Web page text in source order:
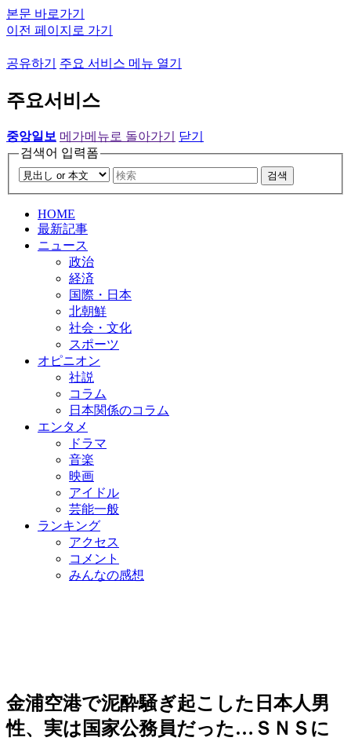
본문 바로가기
이전 페이지로 가기
공유하기 주요 서비스 메뉴 열기
주요서비스
중앙일보 메가메뉴로 돌아가기
닫기
검색어 입력폼
검색
HOME
最新記事
ニュース
政治
経済
国際・日本
北朝鮮
社会・文化
スポーツ
オピニオン
社説
コラム
日本関係のコラム
エンタメ
ドラマ
音楽
映画
アイドル
芸能一般
ランキング
アクセス
コメント
みんなの感想
金浦空港で泥酔騒ぎ起こした日本人男
性、実は国家公務員だった…ＳＮＳに